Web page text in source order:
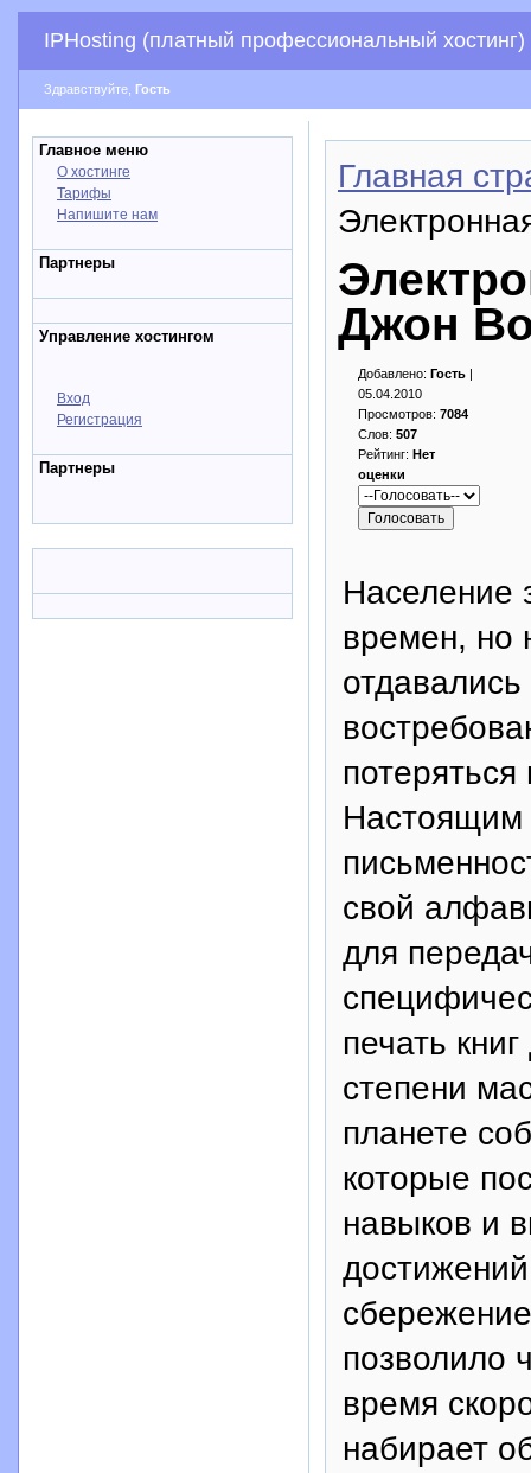
IPHosting (платный профессиональный хостинг)
Здравствуйте, Гость
Главное меню
О хостинге
Тарифы
Напишите нам
Партнеры
Управление хостингом
Вход
Регистрация
Партнеры
Главная
Джон
Добавлено: Гость |
05.04.2010
Просмотров: 7084
Слов: 507
Рейтинг: Нет
оценки
Население
времен, но
Настоящим
свой
для
печать
степени
планете
которые
навыков и
позволило
время
набирает